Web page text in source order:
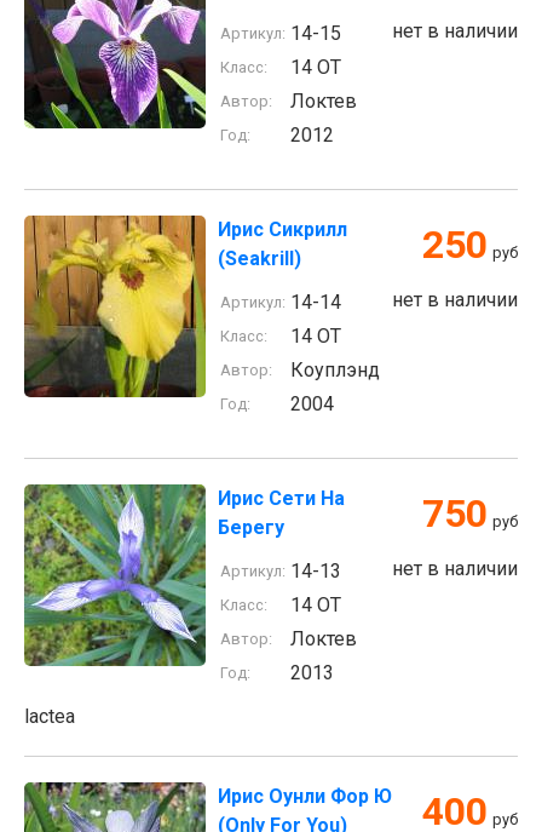
нет в наличии
Артикул: 14-15
Класс: 14 ОТ
Автор: Локтев
Год: 2012
Ирис Сикрилл
(Seakrill)
250 руб
нет в наличии
Артикул: 14-14
Класс: 14 ОТ
Автор: Коуплэнд
Год: 2004
Ирис Сети На
Берегу
750 руб
нет в наличии
Артикул: 14-13
Класс: 14 ОТ
Автор: Локтев
Год:
2013
lactea
Ирис Оунли Фор Ю
(Only For You)
400 руб